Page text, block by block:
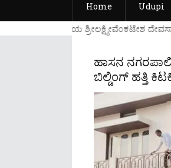
Home Udupi
....ಉಡುಪಿಯ ಶ್ರೀಲಕ್ಷ್ಮೀವೆ೦ಕಟೇಶ
ಹಾಸನ
ಬಿಲ್ಡಿಂಗ್ ಹತ್ತಿ